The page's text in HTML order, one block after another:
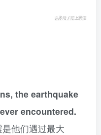
the earthquake
encountered.
他们遇过最大